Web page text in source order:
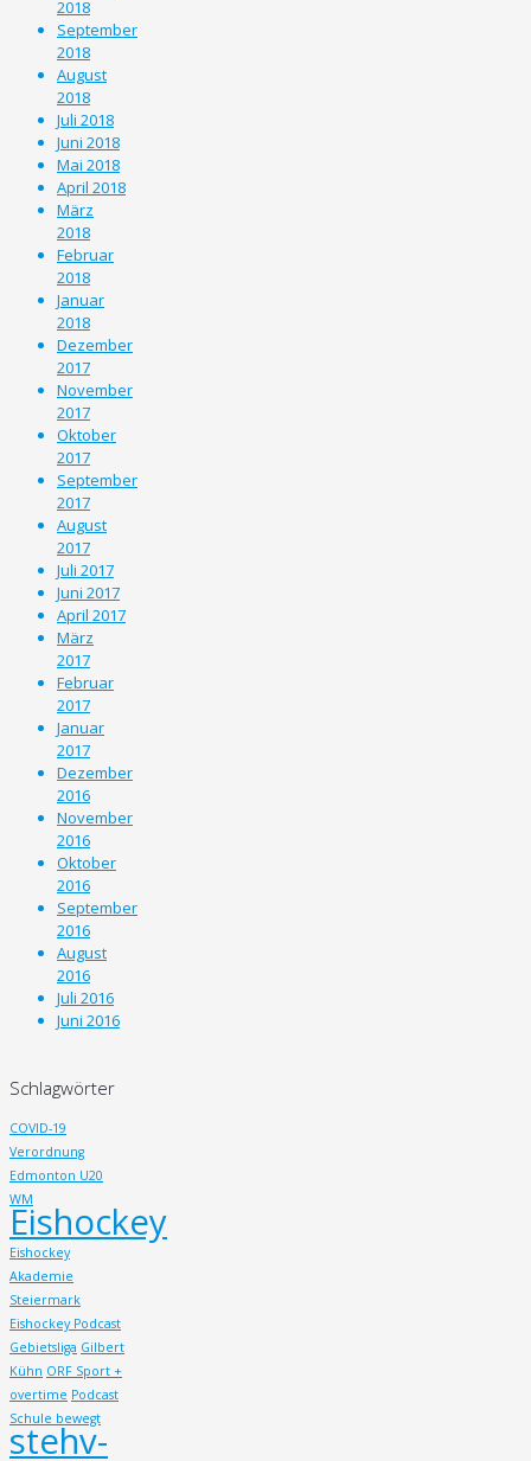
2018
September
2018
August
2018
Juli 2018
Juni 2018
Mai 2018
April 2018
März
2018
Februar
2018
Januar
2018
Dezember
2017
November
2017
Oktober
2017
September
2017
August
2017
Juli 2017
Juni 2017
April 2017
März
2017
Februar
2017
Januar
2017
Dezember
2016
November
2016
Oktober
2016
September
2016
August
2016
Juli 2016
Juni 2016
Schlagwörter
COVID-19
Verordnung
Edmonton U20
WM
Eishockey
Eishockey
Akademie
Steiermark
Eishockey Podcast
Gebietsliga Gilbert
Kühn ORF Sport +
overtime Podcast
Schule bewegt
stehv-